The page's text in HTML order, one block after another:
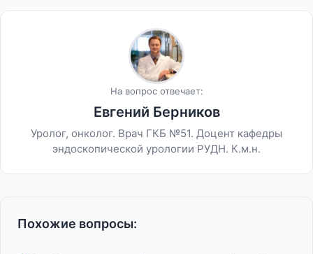
На вопрос отвечает:
Евгений Берников
Уролог, онколог. Врач ГКБ №51. Доцент кафедры
эндоскопической урологии РУДН. К.м.н.
Похожие вопросы: